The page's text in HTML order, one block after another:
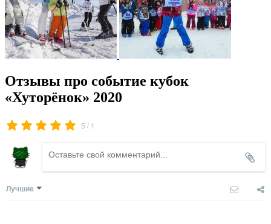
Отзывы про событие кубок
«Хуторёнок» 2020
5 / 1
Лучшие